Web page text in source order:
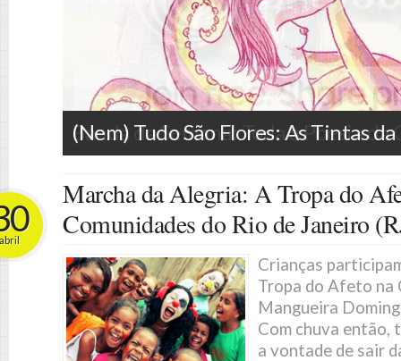
(Nem) Tudo São Flores: As Tintas
Marcha da Alegria: A Tropa do
Comunidades do Rio de Janeiro
abril
Crianças
Tropa do Afeto na
Mangueira
Com chuva então,
a vontade de sair